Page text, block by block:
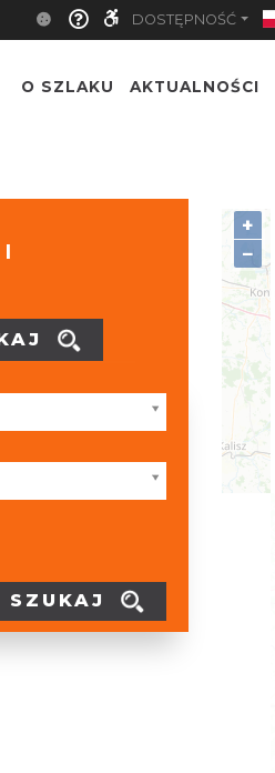
DOSTĘPNOŚĆ
O SZLAKU AKTUALNOŚCI
SZUKAJ
+
−